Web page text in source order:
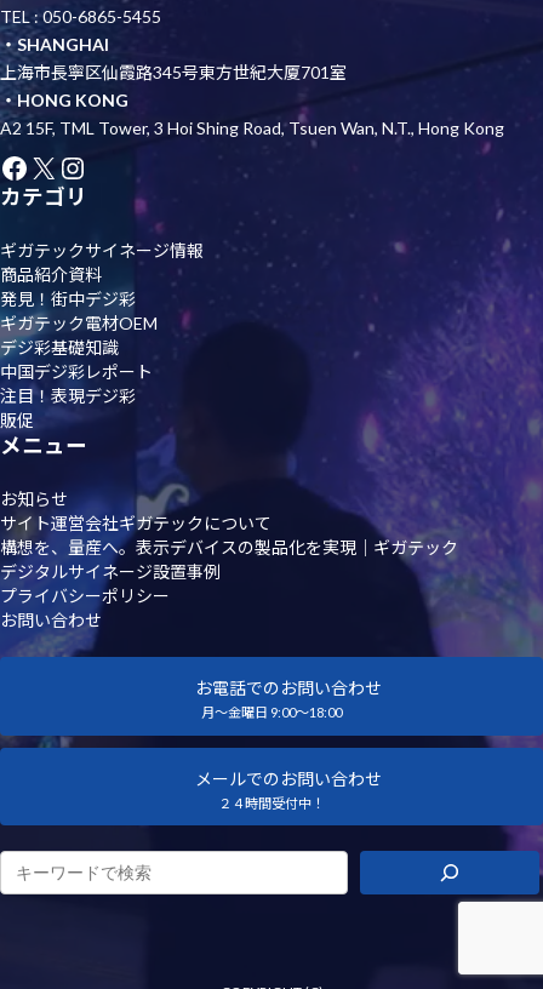
TEL : 050-6865-5455
・SHANGHAI
上海市長寧区仙霞路345号東方世紀大厦701室
・HONG KONG
A2 15F, TML Tower, 3 Hoi Shing Road, Tsuen Wan, N.T., Hong Kong
Facebook
X Instagram
カテゴリ
ギガテックサイネージ情報
商品紹介資料
発見！街中デジ彩
ギガテック電材OEM
デジ彩基礎知識
中国デジ彩レポート
注目！表現デジ彩
販促
メニュー
お知らせ
サイト運営会社ギガテックについて
構想を、量産へ。表示デバイスの製品化を実現｜ギガテック
デジタルサイネージ設置事例
プライバシーポリシー
お問い合わせ
お電話でのお問い合わせ
月～金曜日 9:00～18:00
メールでのお問い合わせ
２４時間受付中！